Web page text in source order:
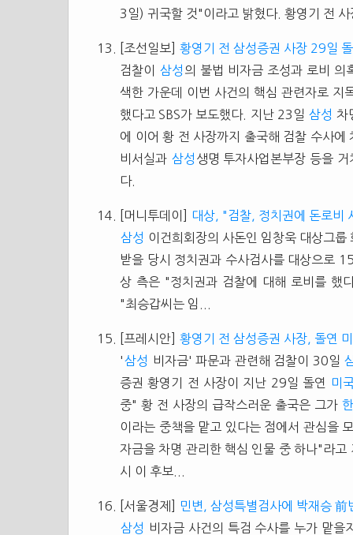
3일) 귀국할 것"이라고 밝혔다. 황영기 전
[조선일보] 황영기 전 삼성증권 사장 29일
검찰이 삼성 의 불법 비자금 조성과 로비
색한 가운데 이번 사건의 핵심 관련자로 지
했다고 SBS가 보도했다. 지난 23일 삼성 차
에 이어 황 전 사장까지 출국해 검찰 수사
비서실과 삼성 생명 투자사업본부장 등을
다.
[머니투데이]
대상, "검찰, 정치권에 돈로비
삼성 이건희회장의 사돈인 임창욱 대상그
받을 당시 정치권과 수사검사를 대상으로
상 측은 "정치권과 검찰에 대해 로비를 했
"최승갑씨는 임...
[프레시안] 황영기 전 삼성증권 사장, 돌연
'삼성 비자금' 파문과 관련해 검찰이 30일
증권 황영기 전 사장이 지난 29일 돌연
미
중" 황 전 사장의 급작스러운 출국은 그가
이라는 중책을 맡고 있다는 점에서 관심을
자금을 차명 관리한 핵심 인물 중 하나"라
시 이 후보...
[서울경제]
민변, 삼성특별검사에 박재승 前
삼성
비자금 사건의 특검 수사를 누가 맡